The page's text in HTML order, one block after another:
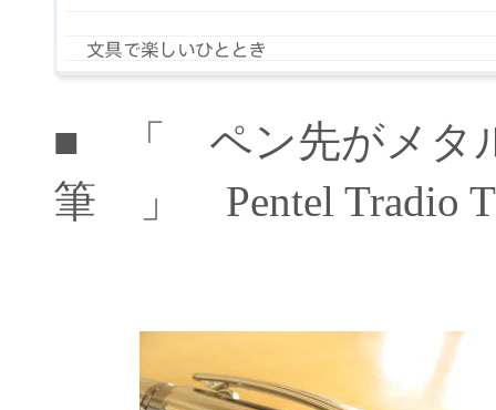
■ 「 ペン先がメタ
筆 」 Pentel Tradio